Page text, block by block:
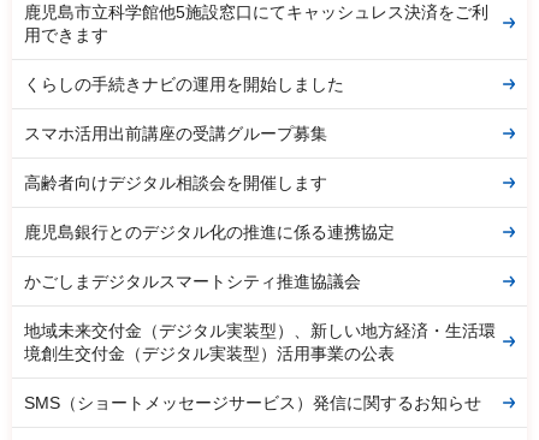
鹿児島市立科学館他5施設窓口にてキャッシュレス決済をご利
用できます
くらしの手続きナビの運用を開始しました
スマホ活用出前講座の受講グループ募集
高齢者向けデジタル相談会を開催します
鹿児島銀行とのデジタル化の推進に係る連携協定
かごしまデジタルスマートシティ推進協議会
地域未来交付金（デジタル実装型）、新しい地方経済・生活環
境創生交付金（デジタル実装型）活用事業の公表
SMS（ショートメッセージサービス）発信に関するお知らせ